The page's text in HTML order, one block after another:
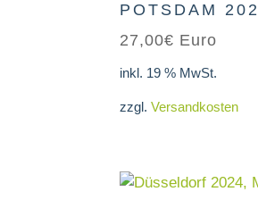
POTSDAM
27,00€ Euro
inkl. 19 % MwSt.
zzgl.Versandkosten